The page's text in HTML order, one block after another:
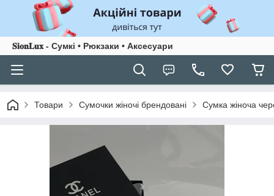
𝐒𝐢𝐨𝐧𝐋𝐮𝐱 - Сумкі • Рюкзаки • Аксесуари
Товари Сумочки жіночі брендовані Сумка жіноча